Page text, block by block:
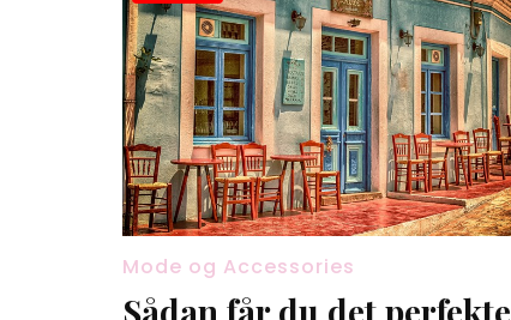
Mode og Accessories
Sådan får du det perfekte